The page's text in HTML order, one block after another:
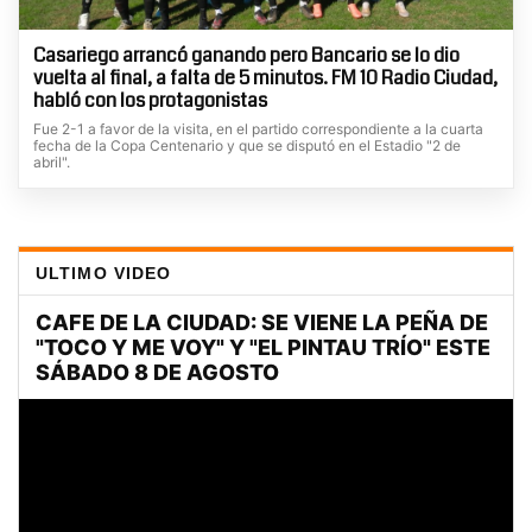
Casariego arrancó ganando pero Bancario se lo dio
vuelta al final, a falta de 5 minutos. FM 10 Radio Ciudad,
habló con los protagonistas
Fue 2-1 a favor de la visita, en el partido correspondiente a la cuarta
fecha de la Copa Centenario y que se disputó en el Estadio "2 de
abril".
ULTIMO VIDEO